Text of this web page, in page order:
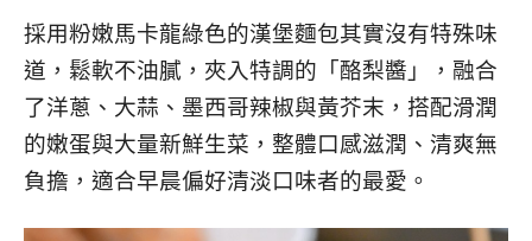
採用粉嫩馬卡龍綠色的漢堡麵包其實沒有特殊味
道，鬆軟不油膩，夾入特調的「酪梨醬」，融合
了洋蔥、大蒜、墨西哥辣椒與黃芥末，搭配滑潤
的嫩蛋與大量新鮮生菜，整體口感滋潤、清爽無
負擔，適合早晨偏好清淡口味者的最愛。